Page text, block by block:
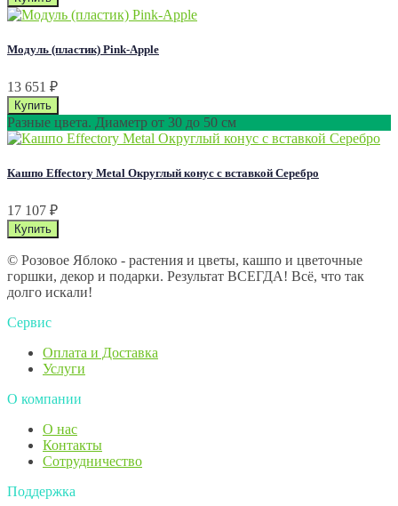
Модуль (пластик) Pink-Apple
13 651 ₽
Разные цвета. Диаметр от 30 до 50 см
Кашпо Effectory Metal Округлый конус с вставкой Серебро
17 107 ₽
© Розовое Яблоко - растения и цветы, кашпо и цветочные
горшки, декор и подарки. Результат ВСЕГДА! Всё, что так
долго искали!
Сервис
Оплата и Доставка
Услуги
О компании
О нас
Контакты
Сотрудничество
Поддержка